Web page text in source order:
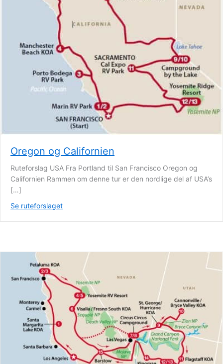
Oregon og Californien
Ruteforslag USA Fra Portland til San Francisco Oregon og
Californien Rammen om denne tur er den nordlige del af USA’s
[…]
Se ruteforslaget